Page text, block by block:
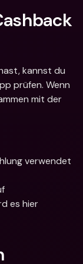
kannst du
prüfen. Wenn
mit der
verwendet
es hier